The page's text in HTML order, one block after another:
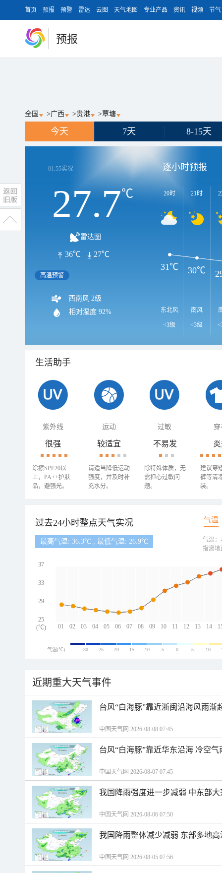
首页 预报 预警 雷达 云图 天气地图 专业产品 资讯 视频 节气
预报
全国 >广西 >贵港 >覃塘
今天 7天 8-15天
01:55实况
27.7℃
雷达图
36℃ 27℃
高温预警
西南风 2级
相对湿度 92%
逐小时预报
20时
东北风
<3级
21时
南风
<3级
31℃ 30℃
生活助手
紫外线 运动 过敏 穿
很强
涂擦SPF20以
上，PA++护肤
品，避强光。
较适宜
请适当降低运动
强度，并及时补
充水分。
不易发
除特殊体质，无
需担心过敏问
题。
建议穿
裤等清
装。
过去24小时整点天气实况 气温
最高气温: 36.3℃ , 最低气温: 26.9℃
01 02 03 04 05 06 07 08 09 10 11 12 13 14
37
33
29
25
(℃)
气温：
指离地
气温(℃) -30 -25 -20 -15 -10 -5 0 5 10
近期重大天气事件
台风“白海豚”靠近浙闽沿海风雨渐
中国天气网 2026-08-08 07:45
台风“白海豚”靠近华东沿海 冷空
中国天气网 2026-08-07 07:45
我国降雨强度进一步减弱 中东部
中国天气网 2026-08-06 07:50
我国降雨整体减少减弱 东部多地
中国天气网 2026-08-05 07:56